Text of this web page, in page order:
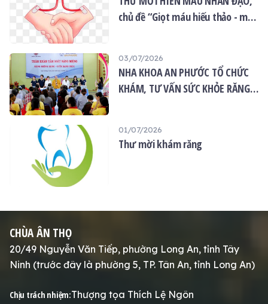
chủ đề “Giọt máu hiếu thảo - mùa
03/07/2026
NHA KHOA AN PHƯỚC TỔ CHỨC
KHÁM, TƯ VẤN SỨC KHỎE RĂNG
01/07/2026
Thư mời khám răng
CHÙA ÂN THỌ
20/49 Nguyễn Văn Tiếp, phường Long An, tỉnh Tây
Ninh (trước đây là phường 5, TP. Tân An, tỉnh Long An)
Chịu trách nhiệm:Thượng tọa Thích Lệ Ngôn